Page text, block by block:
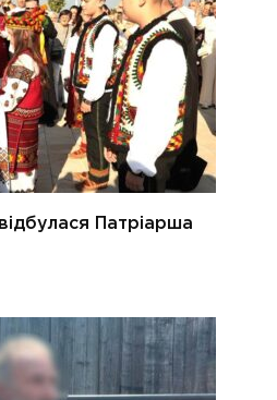
Патріарша